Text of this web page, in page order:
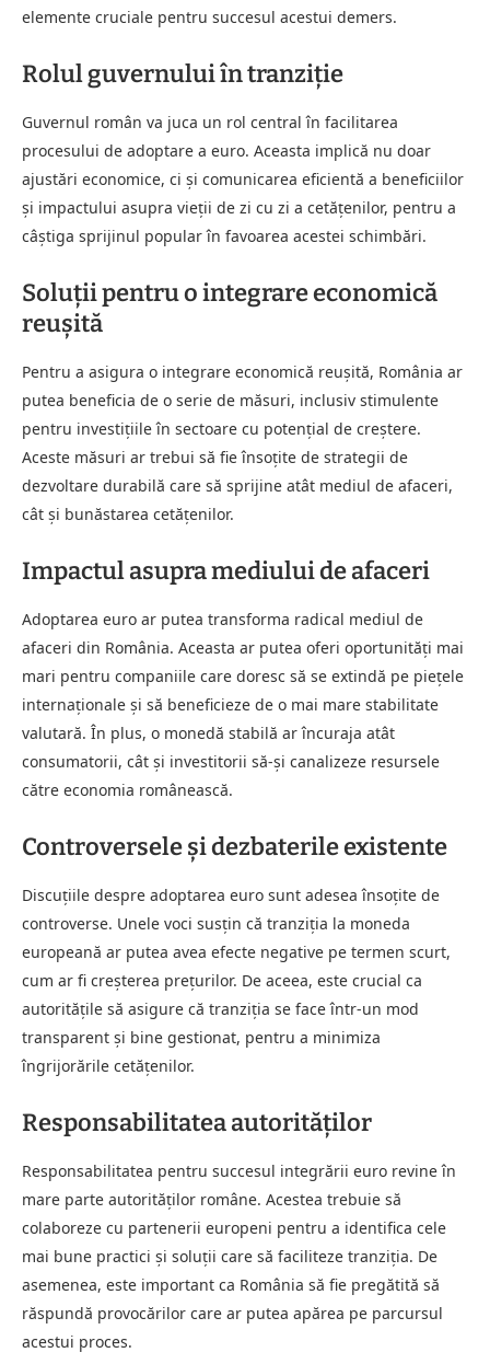
elemente cruciale pentru succesul acestui demers.
Rolul guvernului în tranziție
Guvernul român va juca un rol central în facilitarea
procesului de adoptare a euro. Aceasta implică nu doar
ajustări economice, ci și comunicarea eficientă a beneficiilor
și impactului asupra vieții de zi cu zi a cetățenilor, pentru a
câștiga sprijinul popular în favoarea acestei schimbări.
Soluții pentru o integrare economică
reușită
Pentru a asigura o integrare economică reușită, România ar
putea beneficia de o serie de măsuri, inclusiv stimulente
pentru investițiile în sectoare cu potențial de creștere.
Aceste măsuri ar trebui să fie însoțite de strategii de
dezvoltare durabilă care să sprijine atât mediul de afaceri,
cât și bunăstarea cetățenilor.
Impactul asupra mediului de afaceri
Adoptarea euro ar putea transforma radical mediul de
afaceri din România. Aceasta ar putea oferi oportunități mai
mari pentru companiile care doresc să se extindă pe piețele
internaționale și să beneficieze de o mai mare stabilitate
valutară. În plus, o monedă stabilă ar încuraja atât
consumatorii, cât și investitorii să-și canalizeze resursele
către economia românească.
Controversele și dezbaterile existente
Discuțiile despre adoptarea euro sunt adesea însoțite de
controverse. Unele voci susțin că tranziția la moneda
europeană ar putea avea efecte negative pe termen scurt,
cum ar fi creșterea prețurilor. De aceea, este crucial ca
autoritățile să asigure că tranziția se face într-un mod
transparent și bine gestionat, pentru a minimiza
îngrijorările cetățenilor.
Responsabilitatea autorităților
Responsabilitatea pentru succesul integrării euro revine în
mare parte autorităților române. Acestea trebuie să
colaboreze cu partenerii europeni pentru a identifica cele
mai bune practici și soluții care să faciliteze tranziția. De
asemenea, este important ca România să fie pregătită să
răspundă provocărilor care ar putea apărea pe parcursul
acestui proces.